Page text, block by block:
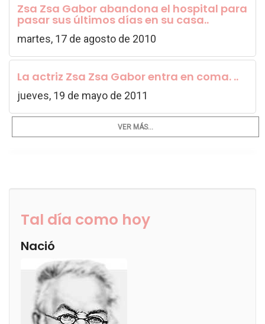
Zsa Zsa Gabor abandona el hospital para
pasar sus últimos días en su casa..
martes, 17 de agosto de 2010
La actriz Zsa Zsa Gabor entra en coma. ..
jueves, 19 de mayo de 2011
VER MÁS...
Tal día como hoy
Nació